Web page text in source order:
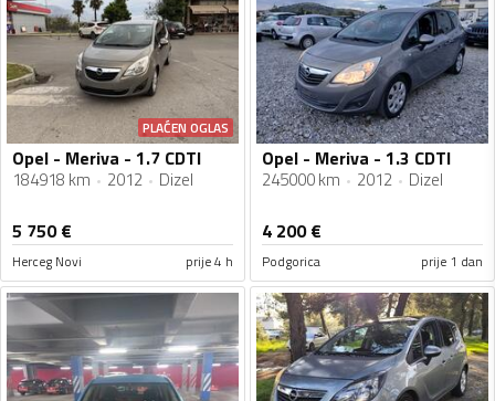
PLAĆEN OGLAS
Opel - Meriva - 1.7 CDTI
184918 km 2012 Dizel
5 750€
Herceg Novi prije 4 h
Opel - Meriva - 1.3 CDTI
245000 km 2012 Dizel
4 200€
Podgorica prije 1 dan